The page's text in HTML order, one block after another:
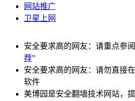
网站推广
卫星上网
安全要求高的网友：请重点参
荐”
安全要求高的网友：请勿直接
软件
美博园是安全翻墙技术网站，